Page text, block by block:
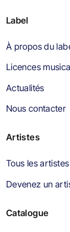
Label
À propos du
Licences
Actualités
Nous contacter
Artistes
Tous les artistes
Devenez un
Catalogue